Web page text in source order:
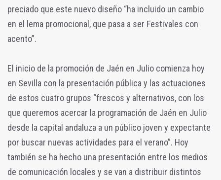
preciado que este nuevo diseño “ha incluido un cambio
en el lema promocional, que pasa a ser Festivales con
acento”.
El inicio de la promoción de Jaén en Julio comienza hoy
en Sevilla con la presentación pública y las actuaciones
de estos cuatro grupos “frescos y alternativos, con los
que queremos acercar la programación de Jaén en Julio
desde la capital andaluza a un público joven y expectante
por buscar nuevas actividades para el verano”. Hoy
también se ha hecho una presentación entre los medios
de comunicación locales y se van a distribuir distintos